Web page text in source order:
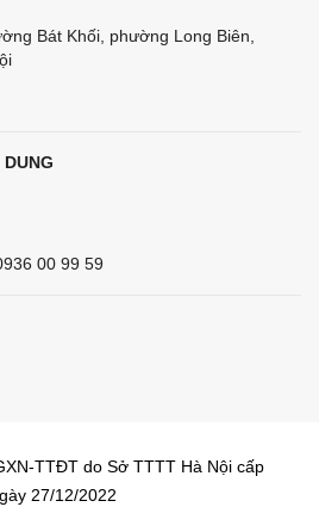
Bát Khối, phường Long Biên,
00 99 59
TTĐT do Sở TTTT Hà Nội cấp
27/12/2022